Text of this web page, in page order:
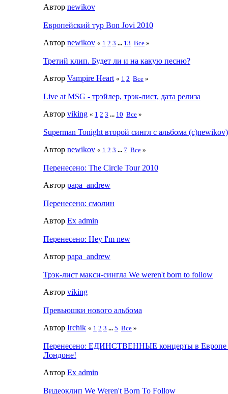
Автор newikov
Европейский тур Bon Jovi 2010
Автор newikov « 1 2 3 ... 13 Все »
Третий клип. Будет ли и на какую песню?
Автор Vampire Heart « 1 2 Все »
Live at MSG - трэйлер, трэк-лист, дата релиза
Автор viking « 1 2 3 ... 10 Все »
Superman Tonight второй сингл с альбома
Автор newikov « 1 2 3 ... 7 Все »
Перенесено: The Circle Tour 2010
Автор papa_andrew
Перенесено: смолин
Автор Ex admin
Перенесено: Hey I'm new
Автор papa_andrew
Трэк-лист макси-сингла We weren't born to follow
Автор viking
Превьюшки нового альбома
Автор Irchik « 1 2 3 ... 5 Все »
Перенесено: ЕДИНСТВЕННЫЕ концерты в Европе
Лондоне!
Автор Ex admin
Видеоклип We Weren't Born To Follow